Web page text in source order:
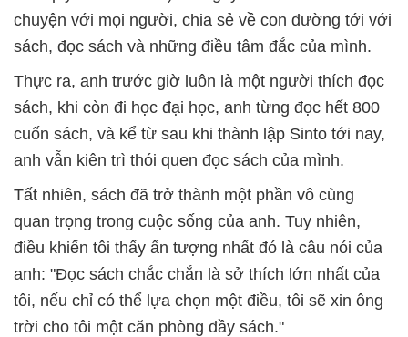
chuyện với mọi người, chia sẻ về con đường tới với
sách, đọc sách và những điều tâm đắc của mình.
Thực ra, anh trước giờ luôn là một người thích đọc
sách, khi còn đi học đại học, anh từng đọc hết 800
cuốn sách, và kể từ sau khi thành lập Sinto tới nay,
anh vẫn kiên trì thói quen đọc sách của mình.
Tất nhiên, sách đã trở thành một phần vô cùng
quan trọng trong cuộc sống của anh. Tuy nhiên,
điều khiến tôi thấy ấn tượng nhất đó là câu nói của
anh: "Đọc sách chắc chắn là sở thích lớn nhất của
tôi, nếu chỉ có thể lựa chọn một điều, tôi sẽ xin ông
trời cho tôi một căn phòng đầy sách."